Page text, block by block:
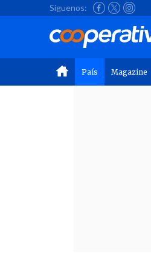
Síguenos:
País Magazine